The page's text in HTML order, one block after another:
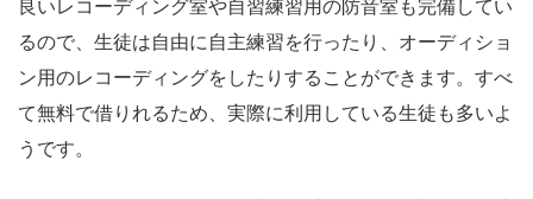
良いレコーディング室や自習練習用の防音室も完備してい
るので、生徒は自由に自主練習を行ったり、オーディショ
ン用のレコーディングをしたりすることができます。すべ
て無料で借りれるため、実際に利用している生徒も多いよ
うです。